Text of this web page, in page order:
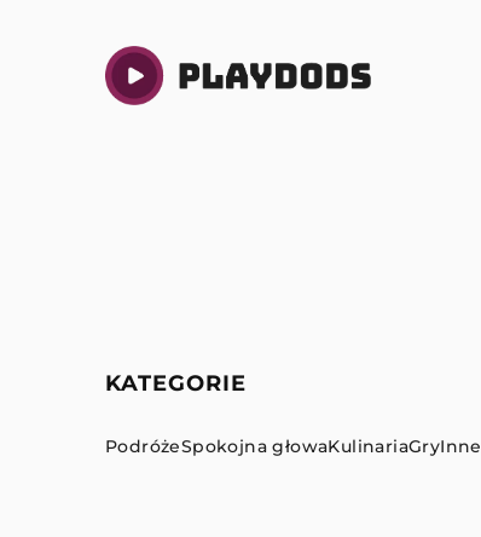
KATEGORIE
PodróżeSpokojna głowaKulinariaGryInne